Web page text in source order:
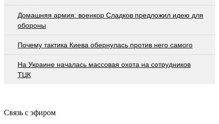
Домашняя армия: военкор Сладков предложил идею для
обороны
Почему тактика Киева обернулась против него самого
На Украине началась массовая охота на сотрудников
ТЦК
Связь с эфиром